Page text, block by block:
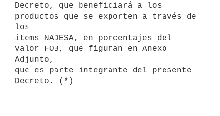
Decreto, que beneficiará a los
productos que se exporten a través de
los
items NADESA, en porcentajes del
valor FOB, que figuran en Anexo
Adjunto,
que es parte integrante del presente
Decreto. (*)